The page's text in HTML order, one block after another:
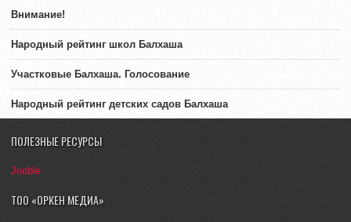
Внимание!
Народный рейтинг школ Балхаша
Участковые Балхаша. Голосование
Народный рейтинг детских садов Балхаша
ПОЛЕЗНЫЕ РЕСУРСЫ
Jooble
ТОО «ОРКЕН МЕДИА»